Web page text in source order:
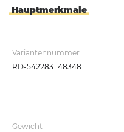
Anthrazitgrau
Ultramarinblau
Hauptmerkmale
Variantennummer
RD-5422831.48348
Gewicht